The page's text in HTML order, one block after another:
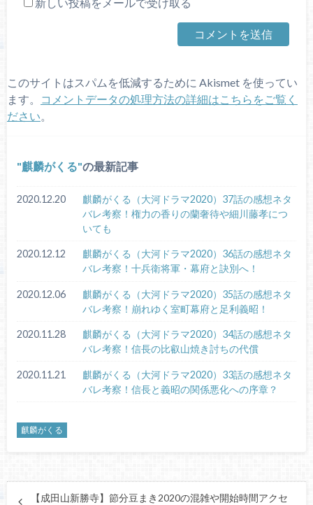
新しい投稿をメールで受け取る
このサイトはスパムを低減するために Akismet を使ってい
ます。
コメントデータの処理方法の詳細はこちらをご覧く
ださい。
麒麟がくる の最新記事
2020.12.20
麒麟がくる（大河ドラマ2020）37話の感想ネタ
バレ考察！権力の香りの蘭奢待や細川藤孝につ
いても
2020.12.12
麒麟がくる（大河ドラマ2020）36話の感想ネタ
バレ考察！十兵衛将軍・幕府と訣別へ！
2020.12.06
麒麟がくる（大河ドラマ2020）35話の感想ネタ
バレ考察！崩れゆく室町幕府と足利義昭！
2020.11.28
麒麟がくる（大河ドラマ2020）34話の感想ネタ
バレ考察！信長の比叡山焼き討ちの代償
2020.11.21
麒麟がくる（大河ドラマ2020）33話の感想ネタ
バレ考察！信長と義昭の関係悪化への序章？
麒麟がくる
【成田山新勝寺】節分豆まき2020の混雑や開始時間アクセ